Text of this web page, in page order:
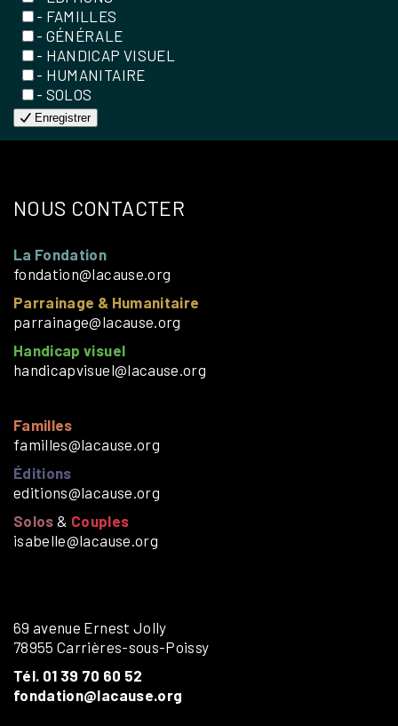
- FAMILLES
- GÉNÉRALE
- HANDICAP VISUEL
- HUMANITAIRE
- SOLOS
Enregistrer
NOUS CONTACTER
La Fondation
fondation@lacause.org
Parrainage & Humanitaire
parrainage@lacause.org
Handicap visuel
handicapvisuel@lacause.org
Familles
familles@lacause.org
Éditions
editions@lacause.org
Solos & Couples
isabelle@lacause.org
69 avenue Ernest Jolly
78955 Carrières-sous-Poissy
Tél. 01 39 70 60 52
fondation@lacause.org